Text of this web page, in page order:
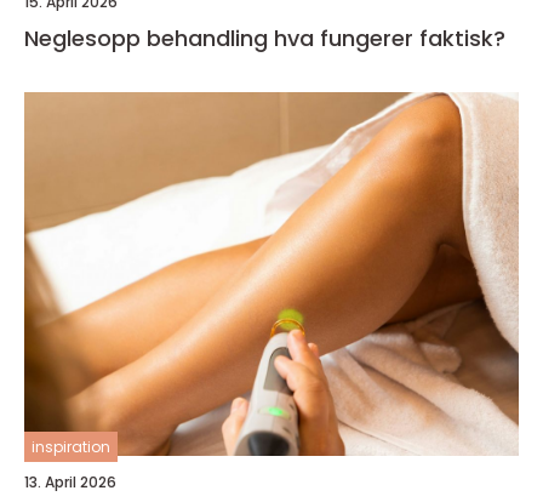
Neglesopp behandling hva fungerer faktisk?
inspiration
13. April 2026